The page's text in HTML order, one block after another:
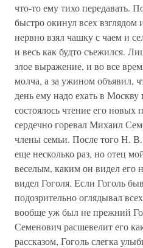
что-то ему тихо передавать.
быстро окинул всех взглядом
нервно взял чашку с чаем и
и весь как будто съежился.
злое выражение, и во все
молча, а за ужином объявил,
день ему надо ехать в
состоялось чтение его новых
сердечно горевал Михаил
члены семьи. После того Н.
еще несколько раз, но отец
веселым, каким он видел его
видел Гоголя. Если Гоголь
подозрительно оглядывал
вообще уж был не прежний
Семенович расшевелит его
рассказом, Гоголь слегка